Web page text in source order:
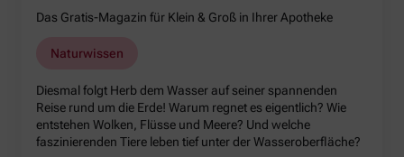
Das Gratis-Magazin für Klein & Groß in Ihrer Apotheke
Naturwissen
Diesmal folgt Herb dem Wasser auf seiner spannenden
Reise rund um die Erde! Warum regnet es eigentlich? Wie
entstehen Wolken, Flüsse und Meere? Und welche
faszinierenden Tiere leben tief unter der Wasseroberfläche?